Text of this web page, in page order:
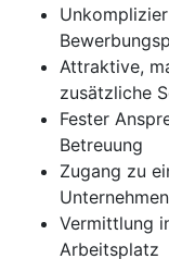
Attraktive,
zusätzliche
Fester
Betreuung
Zugang zu
Vermittlung
Arbeitsplatz